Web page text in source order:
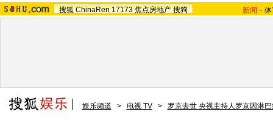
搜狐 ChinaRen 17173 焦点房地产 搜狗 新闻 -
娱乐频道 > 电视 TV > 罗京去世 央视主持人罗京因淋